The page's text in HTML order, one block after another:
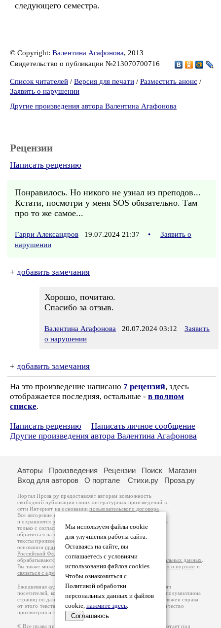
следующего семестра.
© Copyright: Валентина Агафонова, 2013
Свидетельство о публикации №213070700716
Список читателей / Версия для печати / Разместить анонс /
Заявить о нарушении
Другие произведения автора Валентина Агафонова
Рецензии
Написать рецензию
Понравилось. Но никого не узнал из преподов...
Кстати, посмотри у меня SOS обязательно. Там
про то же самое...
Гарри Александров 19.07.2024 21:37 •
Заявить о
нарушении
+ добавить замечания
Хорошо, почитаю.
Спасибо за отзыв.
Валентина Агафонова 20.07.2024 03:12
Заявить
о нарушении
+ добавить замечания
На это произведение написано 7 рецензий, здесь
отображается последняя, остальные - в полном
списке.
Написать рецензию
Написать личное сообщение
Другие произведения автора Валентина Агафонова
Мы используем файлы cookie
для улучшения работы сайта.
Оставаясь на сайте, вы
соглашаетесь с условиями
использования файлов cookies.
Чтобы ознакомиться с
Политикой обработки
персональных данных и файлов
cookie, нажмите здесь.
Соглашаюсь
Авторы Произведения Рецензии Поиск
Магазин
Вход для авторов
О портале Стихи.ру Проза.ру
Портал Проза.ру предоставляет авторам возможность
свободной публикации своих литературных произведений в
сети Интернет на основаниипользовательского договора
Все авторские права на произведения принадлежат авторам
и охраняются законом
. Перепечатка произведений возможна
только с согласия его автора, к которому вы можете
обратиться на его авторской странице. Ответственность за
тексты произведений авторы несут самостоятельно на
основанииправил публикацииизаконодательства
Российской Федерации
обрабатываются на основанииПолитики обработки персональных данных
Вы также можете посмотреть более подробнуюинформацию о портале и
связаться с администрацией
Ежедневная аудитория портала Проза.ру – порядка 100 тысяч
посетителей, которые в общей сумме просматривают более полумиллиона
страниц по данным счетчика посещаемости, который расположен справа
от этого текста. В каждой графе указано по две цифры: количество
просмотров и количество посетителей.
© Все права принадлежат авторам, 2000-2026. Портал работает под